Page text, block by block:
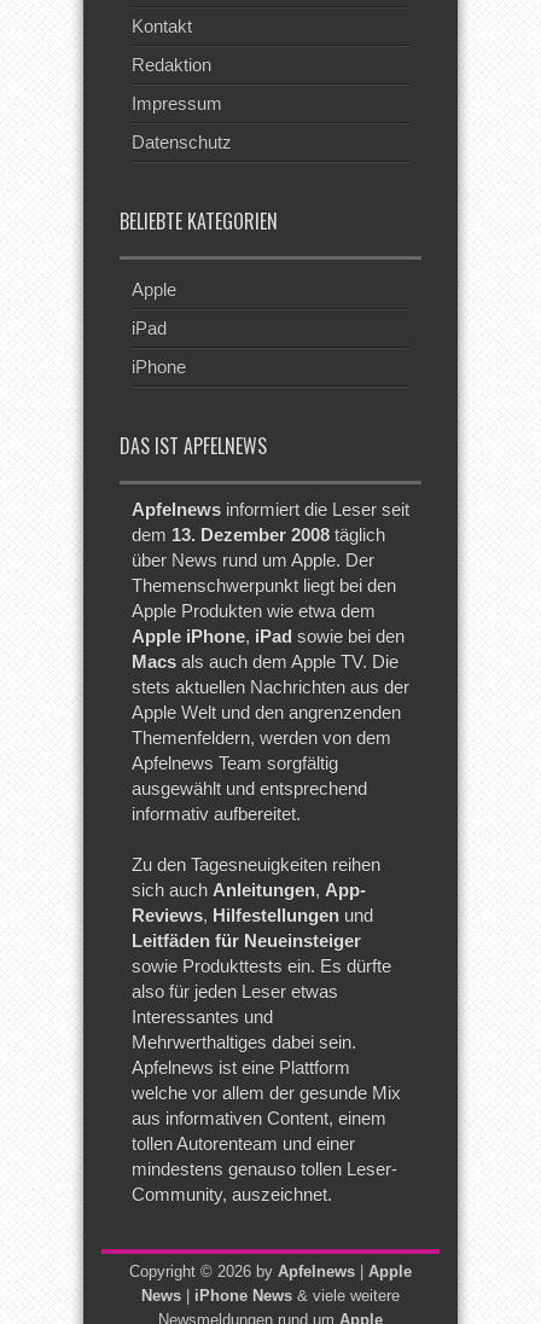
Kontakt
Redaktion
Impressum
Datenschutz
BELIEBTE KATEGORIEN
Apple
iPad
iPhone
DAS IST APFELNEWS
Apfelnews informiert die Leser seit
dem 13. Dezember 2008 täglich
über News rund um Apple. Der
Themenschwerpunkt liegt bei den
Apple Produkten wie etwa dem
Apple iPhone, iPad sowie bei den
Macs als auch dem Apple TV. Die
stets aktuellen Nachrichten aus der
Apple Welt und den angrenzenden
Themenfeldern, werden von dem
Apfelnews Team sorgfältig
ausgewählt und entsprechend
informativ aufbereitet.
Zu den Tagesneuigkeiten reihen
sich auch Anleitungen, App-
Reviews, Hilfestellungen und
Leitfäden für Neueinsteiger
sowie Produkttests ein. Es dürfte
also für jeden Leser etwas
Interessantes und
Mehrwerthaltiges dabei sein.
Apfelnews ist eine Plattform
welche vor allem der gesunde Mix
aus informativen Content, einem
tollen Autorenteam und einer
mindestens genauso tollen Leser-
Community, auszeichnet.
Copyright © 2026 by Apfelnews | Apple
News | iPhone News & viele weitere
Newsmeldungen rund um Apple